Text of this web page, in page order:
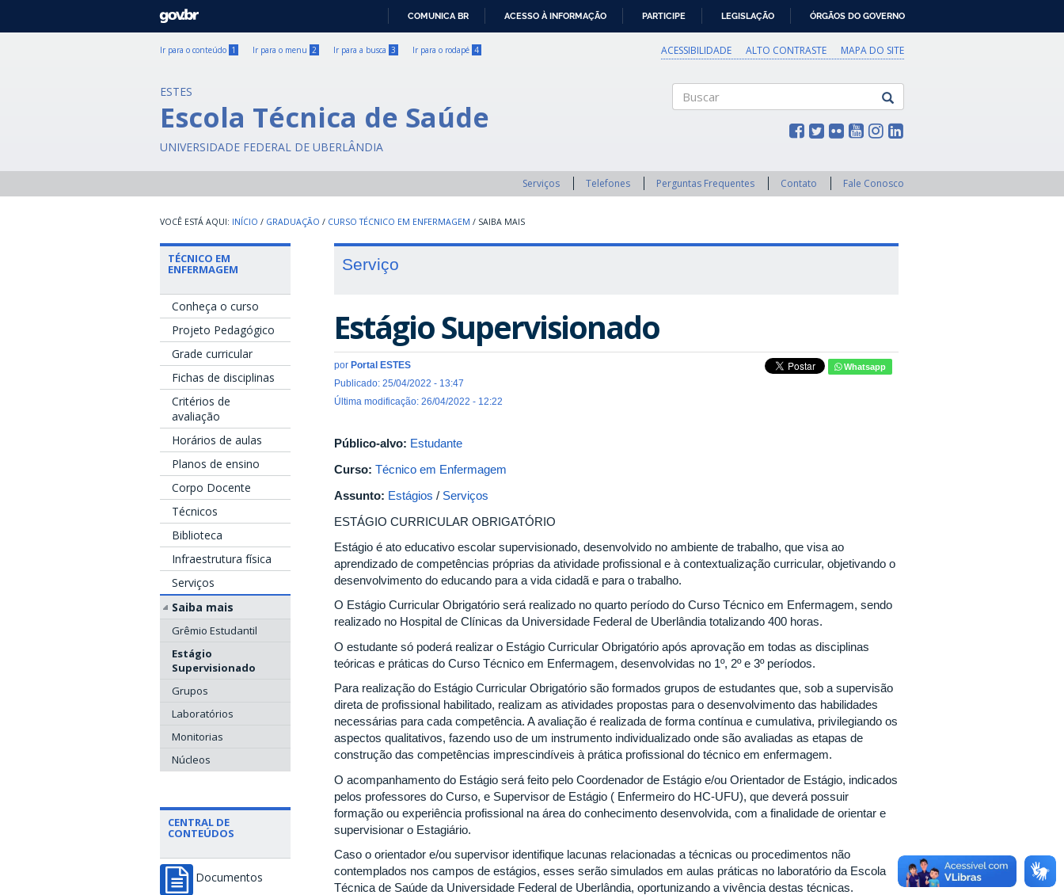
GOVBR
COMUNICA BR ACESSO À INFORMAÇÃO PARTICIPE LEGISLAÇÃO ÓRGÃOS DO GOVERNO
Ir para o conteúdo 1 Ir para o menu 2 Ir para a busca 3 Ir para o rodapé 4 ACESSIBILIDADE ALTO CONTRASTE MAPA DO SITE
ESTES
Escola Técnica de Saúde
UNIVERSIDADE FEDERAL DE UBERLÂNDIA
Serviços Telefones Perguntas Frequentes Contato Fale Conosco
INÍCIO / GRADUAÇÃO / CURSO TÉCNICO EM ENFERMAGEM / SAIBA MAIS
TÉCNICO EM
ENFERMAGEM
Conheça o curso
Projeto Pedagógico
Grade curricular
Fichas de disciplinas
Critérios de
avaliação
Horários de aulas
Planos de ensino
Corpo Docente
Técnicos
Biblioteca
Infraestrutura física
Serviços
Saiba mais
Grêmio Estudantil
Estágio
Supervisionado
Grupos
Laboratórios
Monitorias
Núcleos
CENTRAL DE
CONTEÚDOS
Documentos
Serviço
Estágio Supervisionado
por Portal ESTES
Publicado: 25/04/2022 - 13:47
Última modificação: 26/04/2022 - 12:22
Whatsapp
Público-alvo: Estudante
Curso: Técnico em Enfermagem
Assunto: Estágios / Serviços
ESTÁGIO CURRICULAR OBRIGATÓRIO
Estágio é ato educativo escolar supervisionado, desenvolvido no ambiente de trabalho, que visa ao
aprendizado de competências próprias da atividade profissional e à contextualização curricular, objetivando o
desenvolvimento do educando para a vida cidadã e para o trabalho.
O Estágio Curricular Obrigatório será realizado no quarto período do Curso Técnico em Enfermagem, sendo
realizado no Hospital de Clínicas da Universidade Federal de Uberlândia totalizando 400 horas.
O estudante só poderá realizar o Estágio Curricular Obrigatório após aprovação em todas as disciplinas
teóricas e práticas do Curso Técnico em Enfermagem, desenvolvidas no 1º, 2º e 3º períodos.
Para realização do Estágio Curricular Obrigatório são formados grupos de estudantes que, sob a supervisão
direta de profissional habilitado, realizam as atividades propostas para o desenvolvimento das habilidades
necessárias para cada competência. A avaliação é realizada de forma contínua e cumulativa, privilegiando os
aspectos qualitativos, fazendo uso de um instrumento individualizado onde são avaliadas as etapas de
construção das competências imprescindíveis à prática profissional do técnico em enfermagem.
O acompanhamento do Estágio será feito pelo Coordenador de Estágio e/ou Orientador de Estágio, indicados
pelos professores do Curso, e Supervisor de Estágio ( Enfermeiro do HC-UFU), que deverá possuir
formação ou experiência profissional na área do conhecimento desenvolvida, com a finalidade de orientar e
supervisionar o Estagiário.
Caso o orientador e/ou supervisor identifique lacunas relacionadas a técnicas ou procedimentos não
contemplados nos campos de estágios, esses serão simulados em aulas práticas no laboratório da Escola
Técnica de Saúde da Universidade Federal de Uberlândia, oportunizando a vivência destas técnicas.